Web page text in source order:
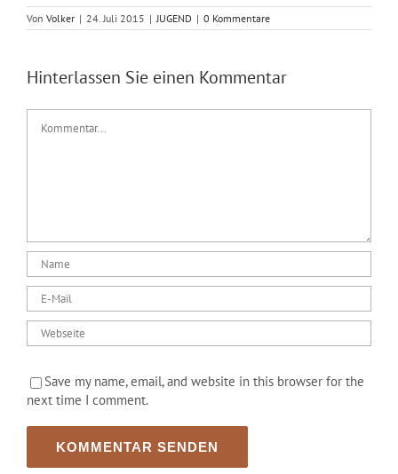
Von Volker | 24. Juli 2015 | JUGEND | 0 Kommentare
Hinterlassen Sie einen Kommentar
Save my name, email, and website in this browser for the
next time I comment.